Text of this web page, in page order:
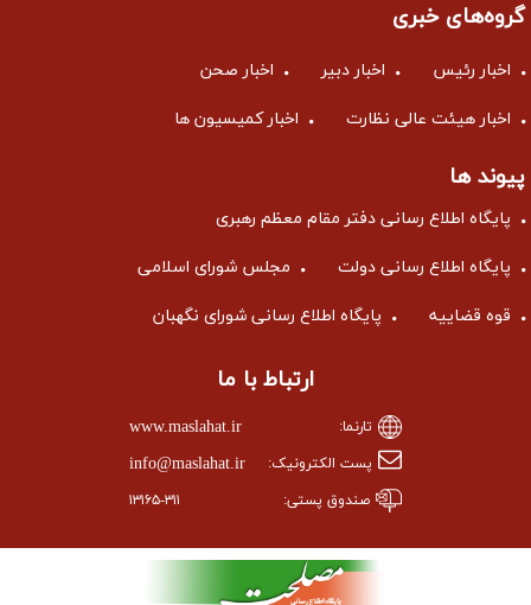
گروه‌های خبری
اخبار رئیس اخبار دبیر اخبار صحن
اخبار هیئت عالی نظارت اخبار کمیسیون ها
پیوند ها
پایگاه اطلاع رسانی دفتر مقام معظم رهبری
پایگاه اطلاع رسانی دولت مجلس شورای اسلامی
قوه قضاییه پایگاه اطلاع رسانی شورای نگهبان
ارتباط با ما
تارنما: www.maslahat.ir
پست الکترونیک: info@maslahat.ir
صندوق پستی: ۱۳۱۶۵-۳۱۱